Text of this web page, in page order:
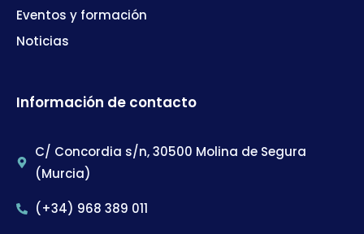
Eventos y formación
Noticias
Información de contacto
C/ Concordia s/n, 30500 Molina de Segura
(Murcia)
(+34) 968 389 011